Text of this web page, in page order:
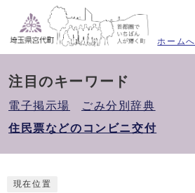
ホームへ
注目のキーワード
電子掲示場
ごみ分別辞典
住民票などのコンビニ交付
現在位置